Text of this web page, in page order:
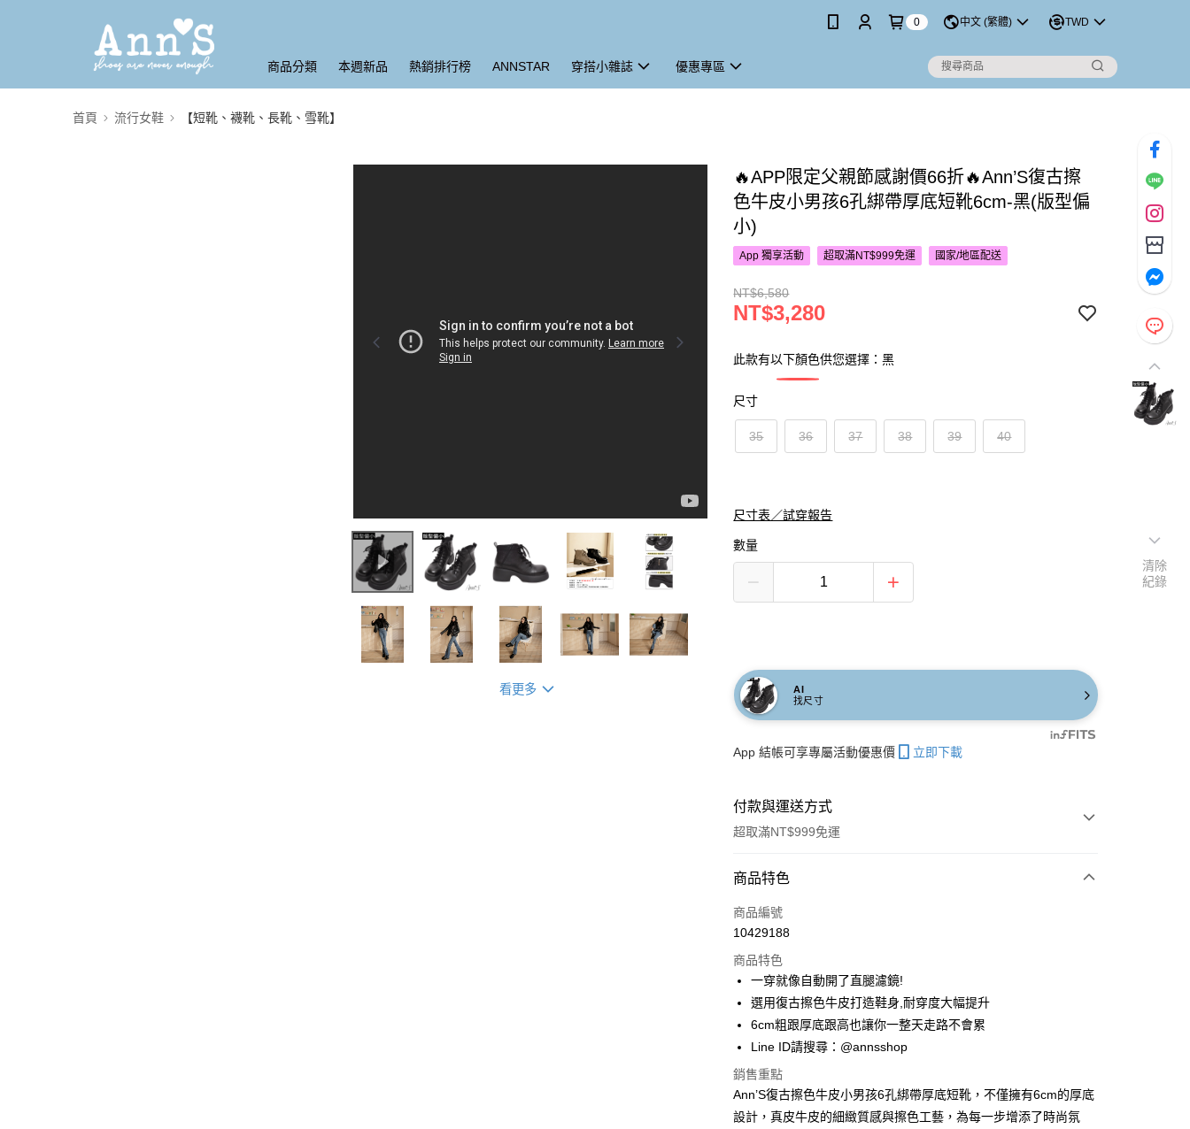
0 中文 (繁體) TWD
商品分類 本週新品 熱銷排行榜 ANNSTAR 穿搭小雜誌 優惠專區
首頁 流行女鞋 【短靴、襪靴、長靴、雪靴】
看更多
🔥APP限定父親節感謝價66折🔥Ann’S復古擦
色牛皮小男孩6孔綁帶厚底短靴6cm-黑(版型偏
小)
App 獨享活動 超取滿NT$999免運 國家/地區配送
NT$6,580
NT$3,280
此款有以下顏色供您選擇：黑
尺寸
35 36 37 38 39 40
尺寸表／試穿報告
數量
AI
找尺寸
App 結帳可享專屬活動優惠價 立即下載
付款與運送方式
超取滿NT$999免運
付款方式
信用卡一次付款
3 期 0 利率 每期 NT$1,093
合作金庫商業銀行
第一商業銀行
華南商業銀行
彰化商業銀行
國泰世華商業銀行
臺灣中小企業銀行
匯豐（台灣）商業銀行
華泰商業銀行
聯邦商業銀行
遠東國際商業銀行
6 期 0 利率 每期NT$546
合作金庫商業銀行
第一商業銀行
華南商業銀行
國泰世華商業銀行
臺灣中小企業銀行
台中商業銀行
匯豐（台灣）商業銀行
華泰商業銀行
購物金
LINE Pay
商品特色
商品編號
10429188
商品特色
一穿就像自動開了直腿濾鏡!
選用復古擦色牛皮打造鞋身,耐穿度大幅提升
6cm粗跟厚底跟高也讓你一整天走路不會累
Line ID請搜尋：@annsshop
銷售重點
Ann’S復古擦色牛皮小男孩6孔綁帶厚底短靴，不僅擁有6cm的厚底
設計，真皮牛皮的細緻質感與擦色工藝，為每一步增添了時尚氛
清除
紀錄